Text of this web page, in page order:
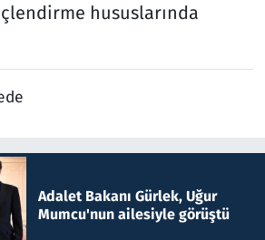
hususlarında
Adalet Bakanı Gürlek, Uğur
Mumcu'nun ailesiyle görüştü